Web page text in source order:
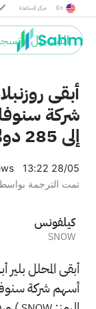
مركز المساعدة En
التسجيل /
أبقى
شركة
إلى 285 دولارًا.
13:22 28/05
تمت الترجمة
سنوفليك
SNOW
أبقى المحلل
أسهم شركة